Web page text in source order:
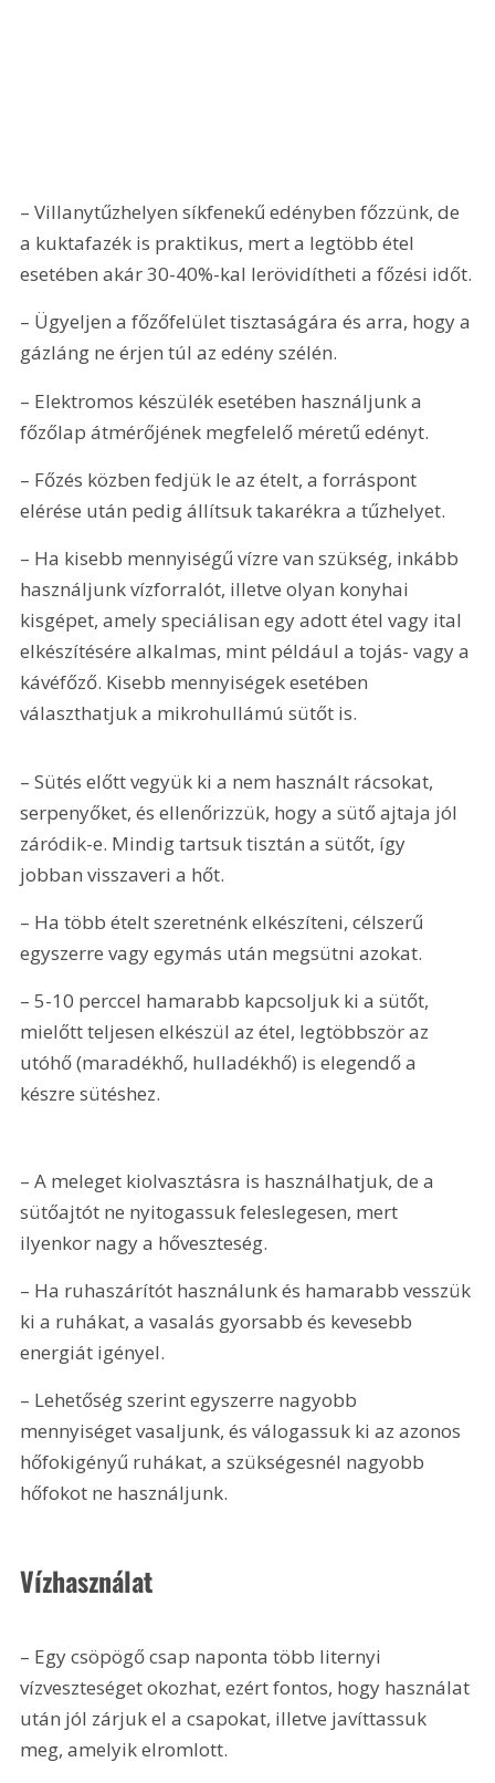
– Villanytűzhelyen síkfenekű edényben főzzünk, de
a kuktafazék is praktikus, mert a legtöbb étel
esetében akár 30-40%-kal lerövidítheti a főzési időt.
– Ügyeljen a főzőfelület tisztaságára és arra, hogy a
gázláng ne érjen túl az edény szélén.
– Elektromos készülék esetében használjunk a
főzőlap átmérőjének megfelelő méretű edényt.
– Főzés közben fedjük le az ételt, a forráspont
elérése után pedig állítsuk takarékra a tűzhelyet.
– Ha kisebb mennyiségű vízre van szükség, inkább
használjunk vízforralót, illetve olyan konyhai
kisgépet, amely speciálisan egy adott étel vagy ital
elkészítésére alkalmas, mint például a tojás- vagy a
kávéfőző. Kisebb mennyiségek esetében
választhatjuk a mikrohullámú sütőt is.
– Sütés előtt vegyük ki a nem használt rácsokat,
serpenyőket, és ellenőrizzük, hogy a sütő ajtaja jól
záródik-e. Mindig tartsuk tisztán a sütőt, így
jobban visszaveri a hőt.
– Ha több ételt szeretnénk elkészíteni, célszerű
egyszerre vagy egymás után megsütni azokat.
– 5-10 perccel hamarabb kapcsoljuk ki a sütőt,
mielőtt teljesen elkészül az étel, legtöbbször az
utóhő (maradékhő, hulladékhő) is elegendő a
készre sütéshez.
– A meleget kiolvasztásra is használhatjuk, de a
sütőajtót ne nyitogassuk feleslegesen, mert
ilyenkor nagy a hőveszteség.
– Ha ruhaszárítót használunk és hamarabb vesszük
ki a ruhákat, a vasalás gyorsabb és kevesebb
energiát igényel.
– Lehetőség szerint egyszerre nagyobb
mennyiséget vasaljunk, és válogassuk ki az azonos
hőfokigényű ruhákat, a szükségesnél nagyobb
hőfokot ne használjunk.
Vízhasználat
– Egy csöpögő csap naponta több liternyi
vízveszteséget okozhat, ezért fontos, hogy használat
után jól zárjuk el a csapokat, illetve javíttassuk
meg, amelyik elromlott.